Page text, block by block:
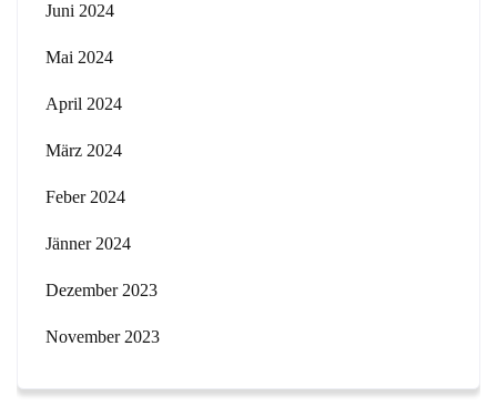
Juni 2024
Mai 2024
April 2024
März 2024
Feber 2024
Jänner 2024
Dezember 2023
November 2023